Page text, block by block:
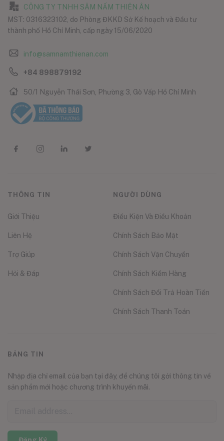
CÔNG TY TNHH SÂM NẤM THIÊN ÂN
MST: 0316323102, do Phòng ĐKKD Sở Kế hoạch và Đầu tư
thành phố Hồ Chí Minh, cấp ngày 15/06/2020
info@samnamthienan.com
+84 898879192
50/1 Nguyễn Thái Sơn, Phường 3, Gò Vấp Hồ Chí Minh
THÔNG TIN
Giới Thiệu
Liên Hệ
Trợ Giúp
Hỏi & Đáp
NGƯỜI DÙNG
Điều Kiện Và Điều Khoản
Chính Sách Bảo Mật
Chính Sách Vận Chuyển
Chính Sách Kiểm Hàng
Chính Sách Đổi Trả Hoàn Tiền
Chính Sách Thanh Toán
BẢNG TIN
Nhập địa chỉ email của bạn tại đây, để chúng tôi gởi thông tin về
sản phẩm mới hoặc chương trình khuyến mãi.